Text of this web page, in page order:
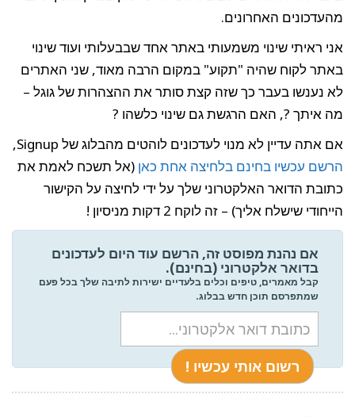
מהעדכונים האחרונים.
אני ראיתי שינוי משמעותי באתר אחד שבבעלותי ועוד שינוי
באתר לקוח שהיה "תקוע" במקום הרבה מאוד, שני האתרים
לא נענשו בעבר כך שזה קצת סותר את ההצהרות של גוגל –
מה איתך ?, האם הרגשת גם שינוי כלשהו ?
אם אתה עדיין לא מנוי לעדכונים לוהטים מהבלוג של Signup,
הרשם עכשיו בחינם בלחיצה אחת כאן (אל תשכח לאמת את
כתובת הדואר האלקטרוני שלך על ידי לחיצה על הקישור
הייחודי שישלח אליך) – זה לוקח 2 דקות מניסיון !
אם נהנת מפוסט זה, הרשם עוד היום לעדכונים
בדואר אלקטרוני (בחינם).
קבל מאמרים, טיפים וכלים בלעדיים ישירות לתיבה שלך בכל פעם
שמתפרסם תוכן חדש בבלוג.